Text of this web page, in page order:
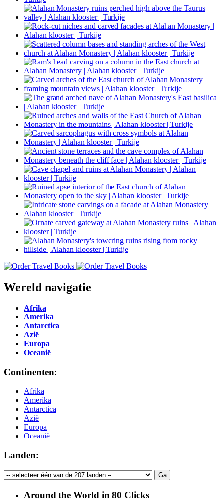
Wereld navigatie
Afrika
Amerika
Antarctica
Azië
Europa
Oceanië
Continenten:
Afrika
Amerika
Antarctica
Azië
Europa
Oceanië
Landen:
Around the World in 80 Clicks